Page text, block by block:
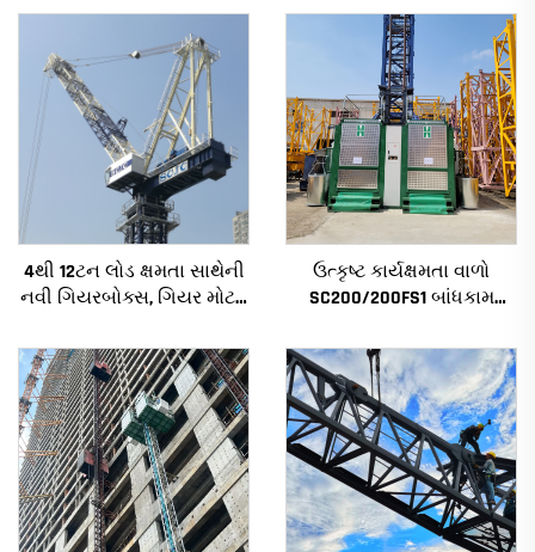
4થી 12ટન લોડ ક્ષમતા સાથેની
નવી ગિયરબોક્સ, ગિયર મોટર,
ટાવર ક્રેન
ઉત્કૃષ્ટ કાર્યક્ષમતા વાળો
SC200/200FS1 બાંધકામ
લિફ્ટ શાફ્ટ માટે આલ્જેરિયા
માટે